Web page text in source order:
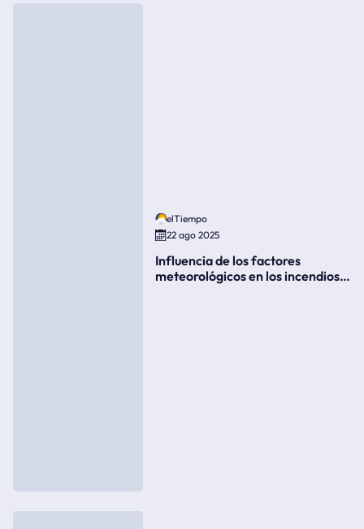
elTiempo
22 ago 2025
Influencia de los factores
meteorológicos en los incendios